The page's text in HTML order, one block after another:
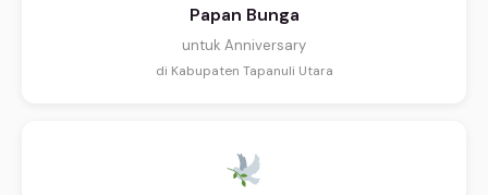
Papan Bunga
untuk Anniversary
di Kabupaten Tapanuli Utara